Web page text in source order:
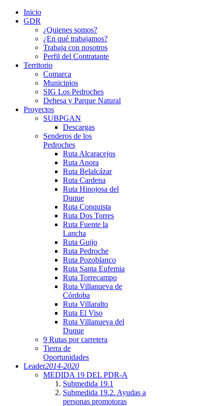
Inicio
GDR
¿Quienes somos?
¿En qué trabajamos?
Trabaja con nosotros
Perfil del Contratante
Territorio
Comarca
Municipios
SIG Los Pedroches
Dehesa y Parque Natural
Proyectos
SUBPGAN
Descargas
Senderos de los
Pedroches
Ruta Alcaracejos
Ruta Anora
Ruta Belalcázar
Ruta Cardena
Ruta Hinojosa del
Duque
Ruta Conquista
Ruta Dos Torres
Ruta Fuente la
Lancha
Ruta Guijo
Ruta Pedroche
Ruta Pozoblanco
Ruta Santa Eufemia
Ruta Torrecampo
Ruta Villanueva de
Córdoba
Ruta Villaralto
Ruta El Viso
Ruta Villanueva del
Duque
9 Rutas por carretera
Tierra de
Oportunidades
Leader2014-2020
MEDIDA 19 DEL PDR-A
Submedida 19.1
Submedida 19.2. Ayudas a
personas promotoras